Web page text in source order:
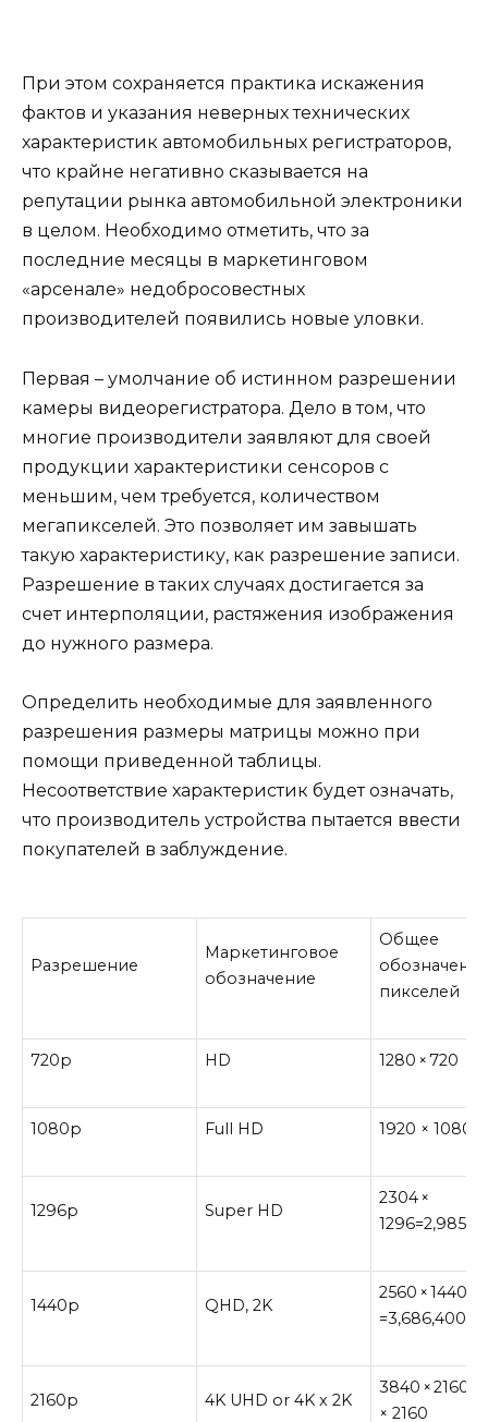
При этом сохраняется практика искажения
фактов и указания неверных технических
характеристик автомобильных регистраторов,
что крайне негативно сказывается на
репутации рынка автомобильной электроники
в целом. Необходимо отметить, что за
последние месяцы в маркетинговом
«арсенале» недобросовестных
производителей появились новые уловки.
Первая – умолчание об истинном разрешении
камеры видеорегистратора. Дело в том, что
многие производители заявляют для своей
продукции характеристики сенсоров с
меньшим, чем требуется, количеством
мегапикселей. Это позволяет им завышать
такую характеристику, как разрешение записи.
Разрешение в таких случаях достигается за
счет интерполяции, растяжения изображения
до нужного размера.
Определить необходимые для заявленного
разрешения размеры матрицы можно при
помощи приведенной таблицы.
Несоответствие характеристик будет означать,
что производитель устройства пытается ввести
покупателей в заблуждение.
Разрешение
Маркетинговое
обозначение
Общее
пикселей
720p HD 1280 × 720
1080p Full HD 1920 × 1080
1296p Super HD
2304 ×
1440p QHD, 2K
2560 × 1440
=3,686,400
2160p 4K UHD or 4K x 2K
3840 × 2160 /
× 2160